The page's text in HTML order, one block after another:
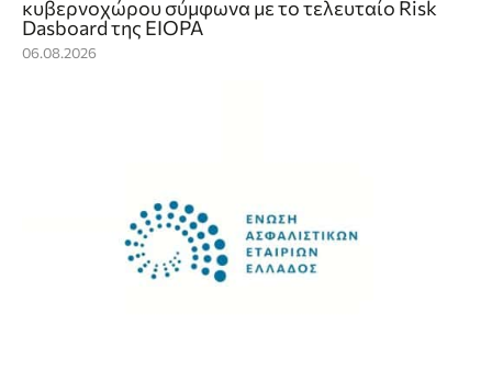
κυβερνοχώρου σύμφωνα με το τελευταίο Risk
Dasboard της EIOPA
06.08.2026